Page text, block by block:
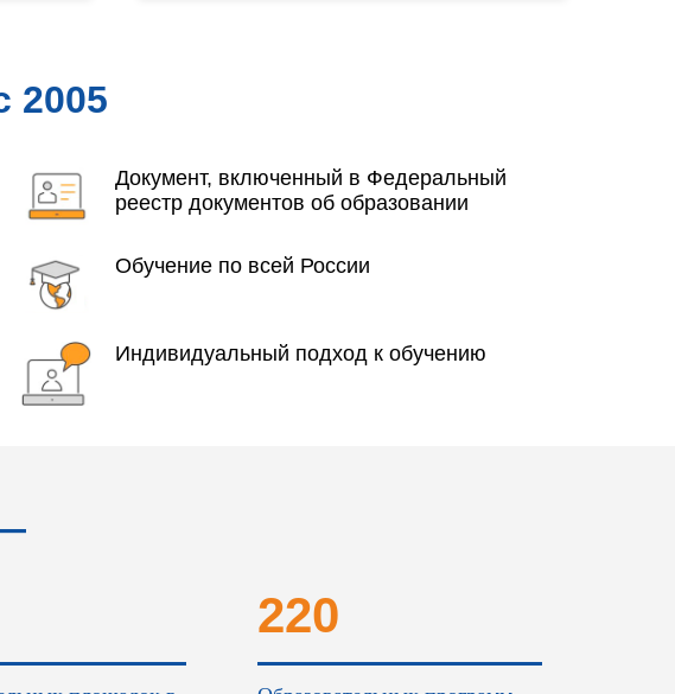
2005
Документ, включенный в Федеральный
реестр документов об образовании
Обучение по всей России
Индивидуальный подход к обучению
220